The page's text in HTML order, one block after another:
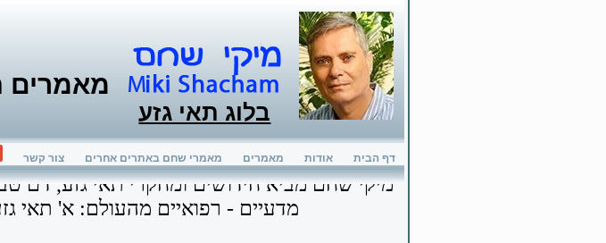
מאמרים
בלוג תאי גזע
דף הבית אודות מאמרים מאמרי שחם באתרים אחרים צור קשר
מיקי שחם מביא חידושים ומחקרי תאי גזע, דם
מדעיים - רפואיים מהעולם: א' תאי